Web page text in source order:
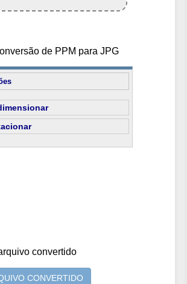
de PPM para JPG
convertido
CONVERTIDO